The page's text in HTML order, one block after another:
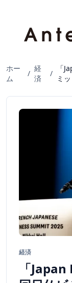
ホー
ム
/
経
済
/
「
ミ
経済
「